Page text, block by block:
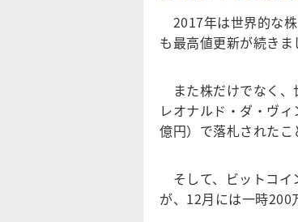
2017年は世界的な
も最高値更新が続きま
また株だけでなく、
レオナルド・ダ・ヴ
億円）で落札されたこ
そして、ビットコイ
が、12月には一時200